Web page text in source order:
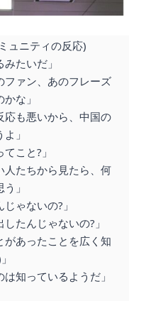
ュニティの反応)
たいだ」
ァン、あのフレーズ
な」
も悪いから、中国の
」
こと?」
たちから見たら、何
」
ゃないの?」
たんじゃないの?」
あったことを広く知
知っているようだ」